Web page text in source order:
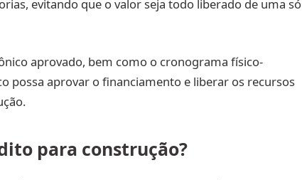
evitando que o valor seja todo liberado de uma só
aprovado, bem como o cronograma físico-
possa aprovar o financiamento e liberar os recursos
para construção?